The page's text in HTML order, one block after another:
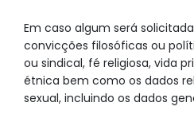
Em caso algum será
convicções filosóficas ou
ou sindical, fé religiosa, vida
étnica bem como os dados
sexual, incluindo os dados